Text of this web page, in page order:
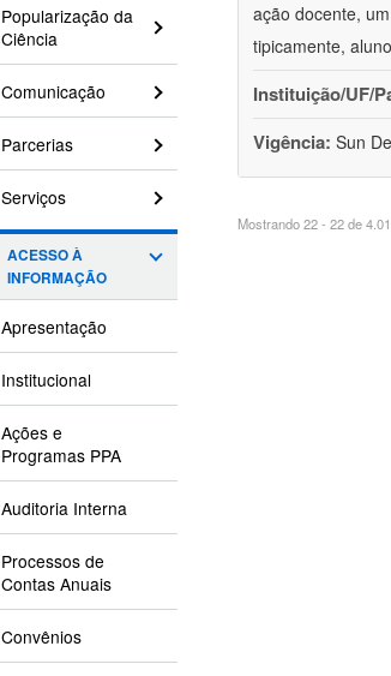
Popularização da
Ciência
Comunicação
Parcerias
Serviços
ACESSO À
INFORMAÇÃO
Apresentação
Institucional
Ações e
Programas PPA
Auditoria Interna
Processos de
Contas Anuais
Convênios
ação docente,
tipicamente,
Instituição/UF/
Vigência: Sun
Mostrando 22 - 22 de